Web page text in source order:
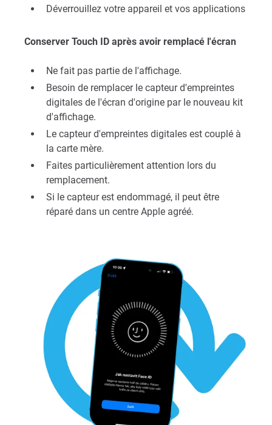
Déverrouillez votre appareil et vos applications
Conserver Touch ID après avoir remplacé l'écran
Ne fait pas partie de l'affichage.
Besoin de remplacer le capteur d'empreintes
digitales de l'écran d'origine par le nouveau kit
d'affichage.
Le capteur d'empreintes digitales est couplé à
la carte mère.
Faites particulièrement attention lors du
remplacement.
Si le capteur est endommagé, il peut être
réparé dans un centre Apple agréé.